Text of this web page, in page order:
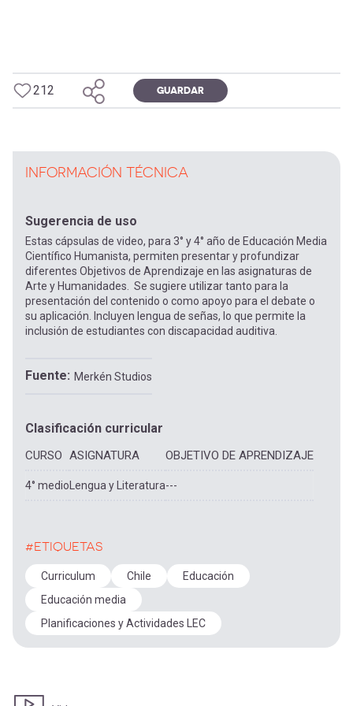
212 GUARDAR
INFORMACIÓN TÉCNICA
Sugerencia de uso
Estas cápsulas de video, para 3° y 4° año de Educación Media
Científico Humanista, permiten presentar y profundizar
diferentes Objetivos de Aprendizaje en las asignaturas de
Arte y Humanidades. Se sugiere utilizar tanto para la
presentación del contenido o como apoyo para el debate o
su aplicación. Incluyen lengua de señas, lo que permite la
inclusión de estudiantes con discapacidad auditiva.
Fuente Merkén Studios
Clasificación curricular
CURSO ASIGNATURA OBJETIVO DE APRENDIZAJE
4° medio Lengua y Literatura---
#ETIQUETAS
Curriculum Chile
Educación
Educación media
Planificaciones y Actividades LEC